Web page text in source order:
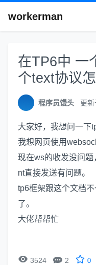
workerman
在TP6中 一
个text协议怎
程序员馒头 更
大家好，我想问一下
我想网页使用
现在ws的收发没问
nt直接发送有问题。
tp6框架跟这个文档
了。
大佬帮帮忙
 3524  2 0